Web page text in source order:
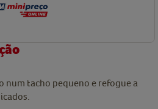
num tacho pequeno e refogue a